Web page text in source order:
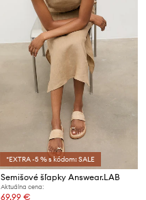
*EXTRA -5 % s kódom: SALE
Semišové šľapky Answear.LAB
Aktuálna cena:
69,99 €